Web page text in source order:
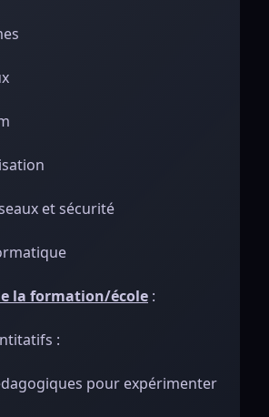
et sécurité
la formation/école :
:
pour expérimenter